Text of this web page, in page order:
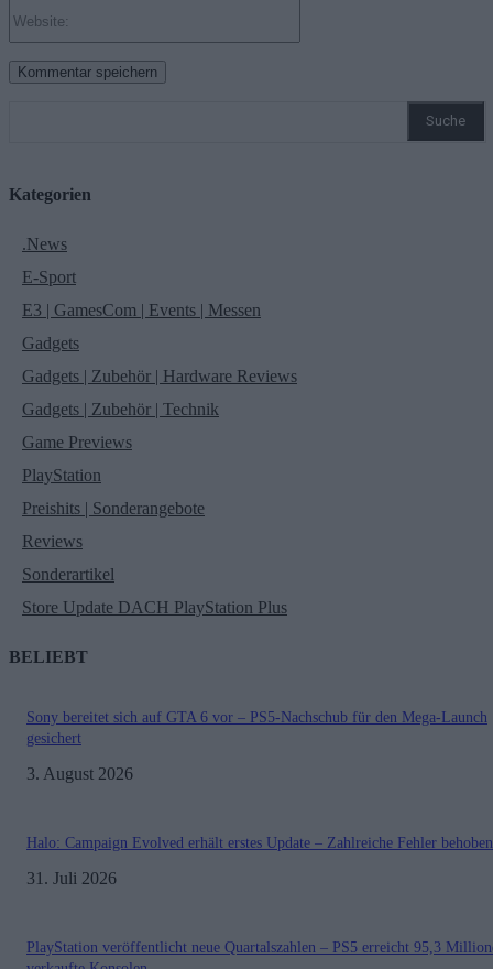
Suche
Kategorien
.News
E-Sport
E3 | GamesCom | Events | Messen
Gadgets
Gadgets | Zubehör | Hardware Reviews
Gadgets | Zubehör | Technik
Game Previews
PlayStation
Preishits | Sonderangebote
Reviews
Sonderartikel
Store Update DACH PlayStation Plus
BELIEBT
Sony bereitet sich auf GTA 6 vor – PS5-Nachschub für den Mega-Launch
gesichert
3. August 2026
Halo: Campaign Evolved erhält erstes Update – Zahlreiche Fehler behoben
31. Juli 2026
PlayStation veröffentlicht neue Quartalszahlen – PS5 erreicht 95,3